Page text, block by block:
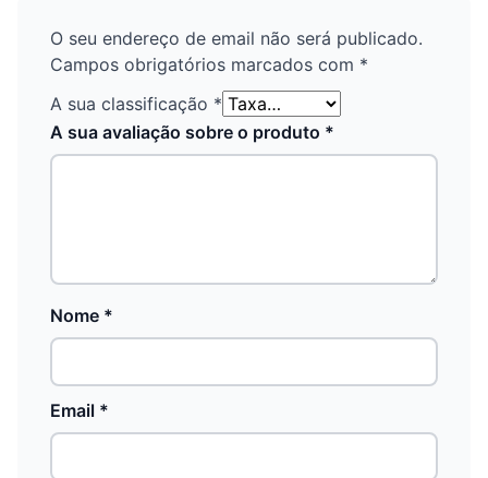
O seu endereço de email não será publicado.
Campos obrigatórios marcados com *
A sua classificação *
A sua avaliação sobre o produto *
Nome *
Email *